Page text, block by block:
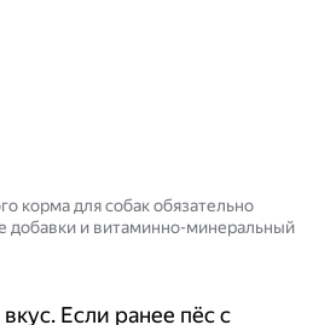
корма для собак обязательно
добавки и витаминно-минеральный
Если ранее пёс с